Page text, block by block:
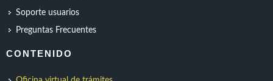
Soporte usuarios
Preguntas Frecuentes
CONTENIDO